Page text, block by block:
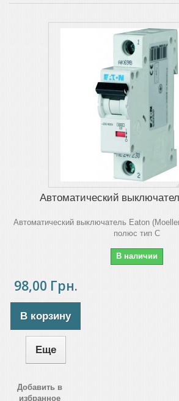
Автоматический
Автоматический выключатель Eaton
полюс тип C
В наличии
98,00 Грн.
В корзину
Еще
Добавить в
избранное